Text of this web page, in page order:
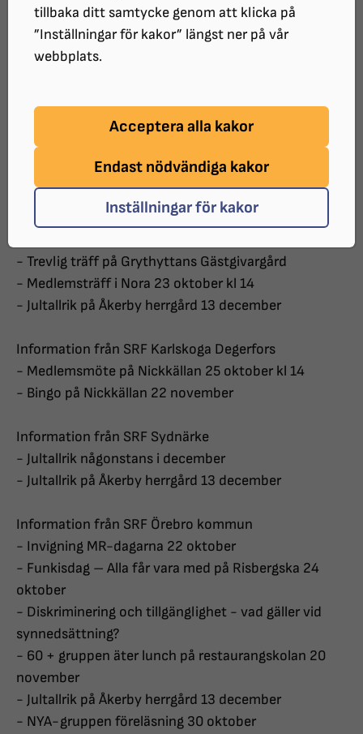
tillbaka ditt samtycke genom att klicka på
”Inställningar för kakor” längst ner på vår
webbplats.
Acceptera alla kakor
Endast nödvändiga kakor
Inställningar för kakor
Innehållsförteckning
Information från distriktet
- Varning för bedrägerimejl.
- Kallelse till medlemsdagen 23 november.
- Jultallrik på Åkerby herrgård 13 december
- Trevlig träff på Grythyttans Gästgivargård
- Medlemsträff i Nora 23 oktober kl 14
- Jultallrik på Åkerby herrgård 13 december
Information från SRF Karlskoga Degerfors
- Medlemsmöte på Nickkällan 25 oktober kl 14
- Bingo på Nickkällan 22 november
Information från SRF Sydnärke
- Jultallrik någonstans i december
- Jultallrik på Åkerby herrgård 13 december
Information från SRF Örebro kommun
- Invigning MR-dagarna 22 oktober
- Funkisdag – Alla får vara med på Risbergska 24
oktober
- Diskriminering och tillgänglighet - vad gäller vid
synnedsättning?
- 60 + gruppen äter lunch på restaurangskolan 20
november
- Jultallrik på Åkerby herrgård 13 december
- NYA-gruppen föreläsning 30 oktober